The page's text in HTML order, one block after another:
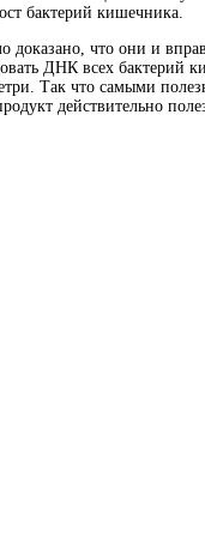
бактерий кишечника.
доказано, что они и
ДНК всех бактерий
Так что самыми
действительно